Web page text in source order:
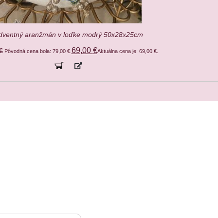
aranžmán v loďke modrý 50x28x25cm
Pôvodná cena bola: 79,00 €. 69,00 €Aktuálna cena je: 69,00 €.